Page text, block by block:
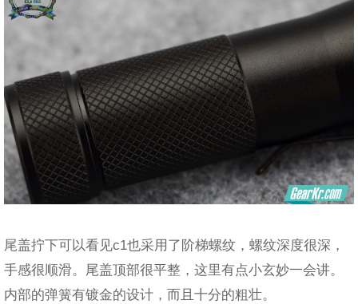
尾盖拧下可以看见c1也采用了阶梯螺纹，螺纹深度很深，
手感很顺滑。尾盖顶部很平整，这里有点小玄妙一会讲。
内部的弹簧有镀金的设计，而且十分的粗壮。